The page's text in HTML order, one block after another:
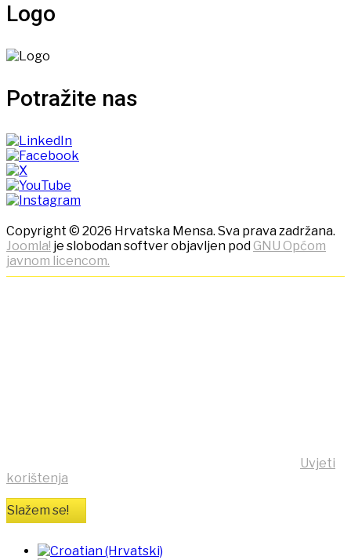
Logo
Potražite nas
Copyright © 2026 Hrvatska Mensa. Sva prava zadržana.
Joomla! je slobodan softver objavljen pod GNU Općom
javnom licencom.
Uvjeti
korištenja
Slažem se!